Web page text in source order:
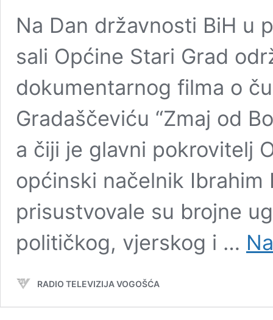
Na Dan državnosti BiH u
sali Općine Stari Grad
dokumentarnog filma o
Gradaščeviću “Zmaj od
a čiji je glavni pokrovitelj
općinski načelnik
prisustvovale su brojne
političkog, vjerskog i …
RADIO TELEVIZIJA VOGOŠĆA